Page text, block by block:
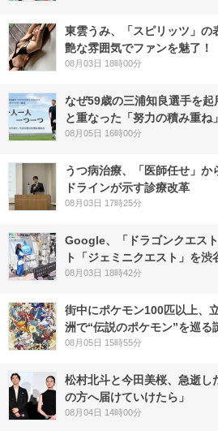
東雲うみ、「スピリッツ」の
艶な雰囲気でファンを魅了！
08月03日 18時00分
なぜ59歳の三浦知良選手を
と重なった「努力の積み重ね」
08月05日 16時00分
うつ病治療、「医師任せ」
ドラインが示す診療改革
08月03日 17時25分
Google、「ドラゴンクエス
ト「ジェミニクエスト」を渋
08月03日 18時42分
街中にポケモン100匹以上
洲で“伝説のポケモン”を巡る
08月05日 15時55分
松村北斗と今田美桜、急逝し
の方へ届けていけたら」
08月04日 14時00分